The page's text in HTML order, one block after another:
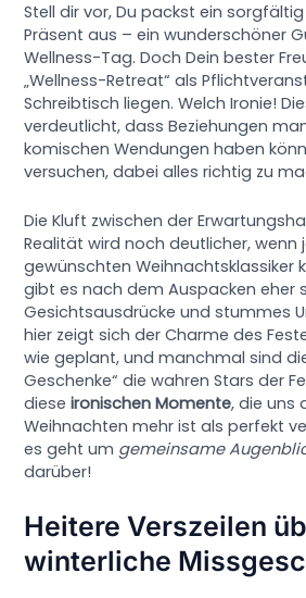
Stell dir vor, Du packst ein
Präsent aus – ein wunderschöner
Wellness-Tag. Doch Dein bester
„Wellness-Retreat“ als
Schreibtisch liegen. Welch Ironie!
verdeutlicht, dass Beziehungen
komischen Wendungen haben
versuchen, dabei alles richtig zu
Die Kluft zwischen der
Realität wird noch deutlicher, wenn
gewünschten Weihnachtsklassiker
gibt es nach dem Auspacken eher
Gesichtsausdrücke und stummes
hier zeigt sich der Charme des
wie geplant, und manchmal sind
Geschenke“ die wahren Stars der
dieseironischen Momente, die uns
Weihnachten mehr ist als perfekt
es geht um gemeinsame
darüber!
Heitere Verszeilen
winterliche